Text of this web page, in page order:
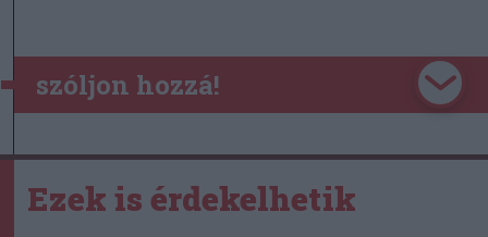
szóljon hozzá!
Ezek is érdekelhetik